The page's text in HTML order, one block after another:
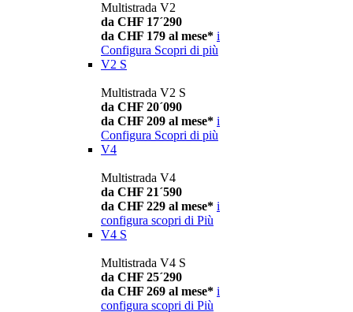
Multistrada V2
da CHF 17´290
da CHF 179 al mese* i
Configura Scopri di più
V2 S
Multistrada V2 S
da CHF 20´090
da CHF 209 al mese* i
Configura Scopri di più
V4
Multistrada V4
da CHF 21´590
da CHF 229 al mese* i
configura scopri di Più
V4 S
Multistrada V4 S
da CHF 25´290
da CHF 269 al mese* i
configura scopri di Più